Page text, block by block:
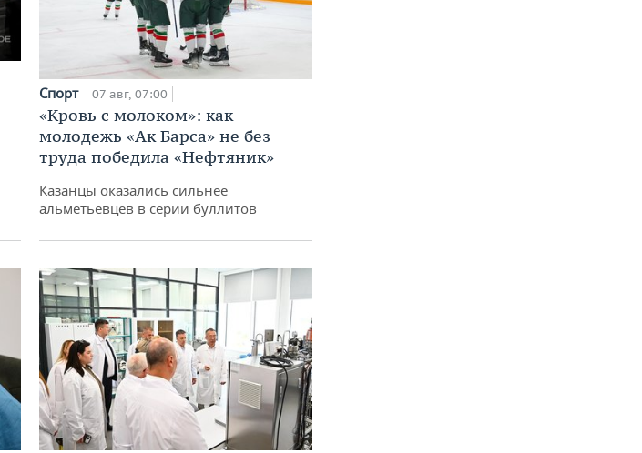
Спорт 07 авг, 07:00
«Кровь с молоком»: как
молодежь «Ак Барса» не без
труда победила «Нефтяник»
Казанцы оказались сильнее
альметьевцев в серии буллитов